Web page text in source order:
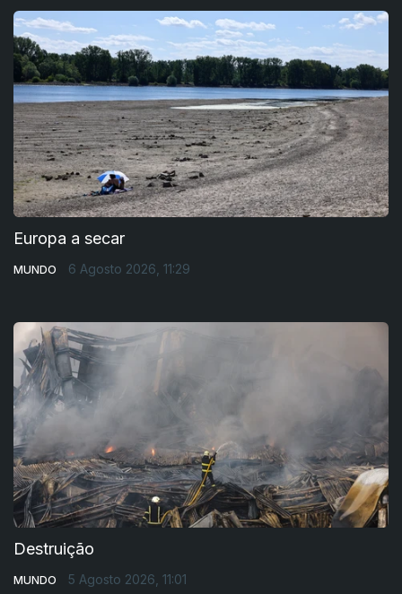
Europa a secar
MUNDO 6 Agosto 2026, 11:29
Destruição
MUNDO 5 Agosto 2026, 11:01